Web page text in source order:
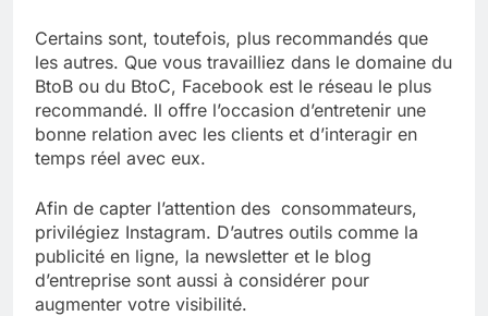
Certains sont, toutefois, plus recommandés que
les autres. Que vous travailliez dans le domaine du
BtoB ou du BtoC, Facebook est le réseau le plus
recommandé. Il offre l’occasion d’entretenir une
bonne relation avec les clients et d’interagir en
temps réel avec eux.
Afin de capter l’attention des consommateurs,
privilégiez Instagram. D’autres outils comme la
publicité en ligne, la newsletter et le blog
d’entreprise sont aussi à considérer pour
augmenter votre visibilité.